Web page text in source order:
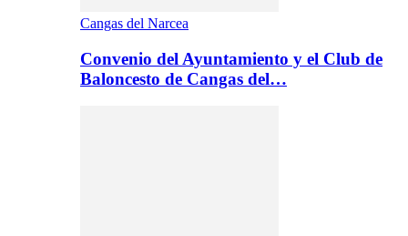
Cangas del Narcea
Convenio del Ayuntamiento y el Club de
Baloncesto de Cangas del…